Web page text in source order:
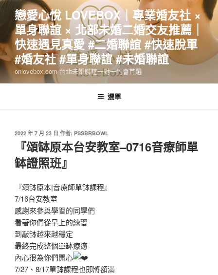
跳
主
要
內
容
戀愛心悅 LOVEBOX｜專業婚友社 ×
單身聯誼 × 北部未婚二婚交友推薦｜
快速遇見真愛 #二婚聯誼 #快速脫單
#婚友社 #單身聯誼 #未婚聯誼
onlovebox.com 台北未婚聯誼一對一約會首選
選單
發
2022 年 7 月 23 日 作者: PSSBRBOWL
『頌缽原本台安教室–0716音療師單
缽證照班』
『頌缽原本|音療師單缽課程』
7/16台安教室
感謝來參與學習的同學們
看著你們從早上的練習
到敲缽越來越穩定
最終完成整個單缽療癒
內心很為你們開心
7/27、8/17單缽課程也即將額滿